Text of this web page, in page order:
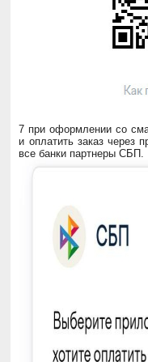
7 при оформлении со
и оплатить заказ через
все банки партнеры СБП.